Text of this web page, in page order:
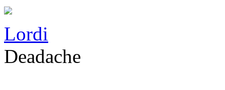
Lordi
Deadache